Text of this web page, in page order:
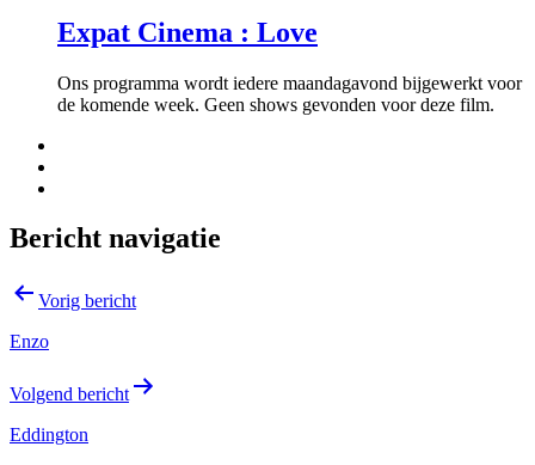
Expat Cinema : Love
Ons programma wordt iedere maandagavond bijgewerkt voor
de komende week. Geen shows gevonden voor deze film.
Bericht navigatie
Vorig bericht
Enzo
Volgend bericht
Eddington